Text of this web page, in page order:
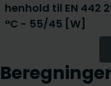
henhold til EN 442
°C - 55/45 [W]